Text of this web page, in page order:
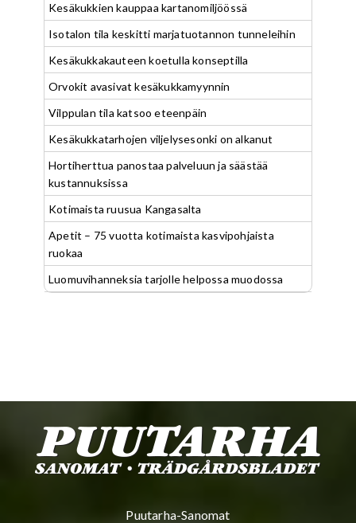
Kesäkukkien kauppaa kartanomiljöössä
Isotalon tila keskitti marjatuotannon tunneleihin
Kesäkukkakauteen koetulla konseptilla
Orvokit avasivat kesäkukkamyynnin
Vilppulan tila katsoo eteenpäin
Kesäkukkatarhojen viljelysesonki on alkanut
Hortiherttua panostaa palveluun ja säästää
kustannuksissa
Kotimaista ruusua Kangasalta
Apetit – 75 vuotta kotimaista kasvipohjaista
ruokaa
Luomuvihanneksia tarjolle helpossa muodossa
Puutarha-Sanomat